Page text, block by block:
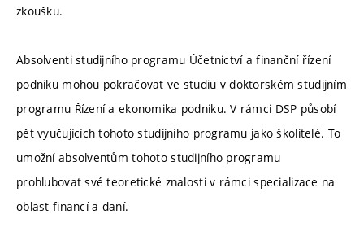
zkoušku.
Absolventi studijního programu Účetnictví a finanční řízení
podniku mohou pokračovat ve studiu v doktorském studijním
programu Řízení a ekonomika podniku. V rámci DSP působí
pět vyučujících tohoto studijního programu jako školitelé. To
umožní absolventům tohoto studijního programu
prohlubovat své teoretické znalosti v rámci specializace na
oblast financí a daní.